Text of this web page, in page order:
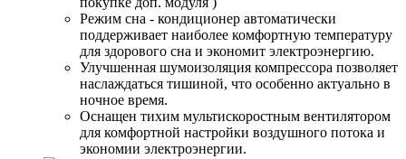
Режим сна - кондиционер автоматически
поддерживает наиболее комфортную температуру
для здорового сна и экономит электроэнергию.
Улучшенная шумоизоляция компрессора позволяет
наслаждаться тишиной, что особенно актуально в
ночное время.
Оснащен тихим мультискоростным вентилятором
для комфортной настройки воздушного потока и
экономии электроэнергии.